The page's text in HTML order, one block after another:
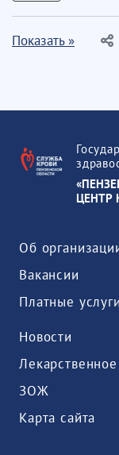
Показать »
ЦЕНТР
Об
Вакансии
Платные услуги
Новости
ЗОЖ
Карта сайта